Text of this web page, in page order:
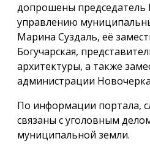
допрошены председатель
управлению
Марина Суздаль, её
Богучарская,
архитектуры, а также
администрации
По информации портала,
связаны с уголовным
муниципальной земли.